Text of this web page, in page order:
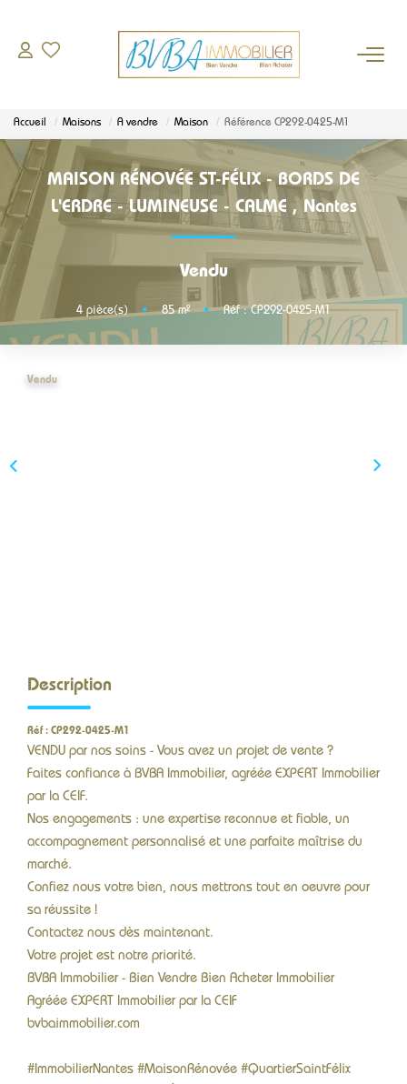
DEMANDE D'ESTIMATION
BIENS VENDUS
L'AGENCE
Qui sommes-nous
Accueil Maisons A vendre Maison Référence CP292-0425-M1
MAISON RÉNOVÉE ST-FÉLIX - BORDS DE
L'ERDRE - LUMINEUSE - CALME , Nantes
Vendu
4 pièce(s) • 85m² • Réf : CP292-0425-M1
Vendu
Description
Réf : CP292-0425-M1
VENDU par nos soins - Vous avez un projet de vente ?
Faites confiance à BVBA Immobilier, agréée EXPERT Immobilier
par la CEIF.
Nos engagements : une expertise reconnue et fiable, un
accompagnement personnalisé et une parfaite maîtrise du
marché.
Confiez nous votre bien, nous mettrons tout en oeuvre pour
sa réussite !
Contactez nous dès maintenant.
Votre projet est notre priorité.
BVBA Immobilier - Bien Vendre Bien Acheter Immobilier
Agréée EXPERT Immobilier par la CEIF
bvbaimmobilier.com
#ImmobilierNantes #MaisonRénovée #QuartierSaintFélix